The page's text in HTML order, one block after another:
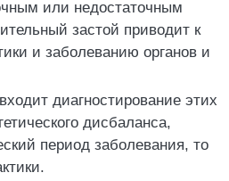
или недостаточным
застой приводит к
и заболеванию органов и
диагностирование этих
дисбаланса,
период заболевания, то